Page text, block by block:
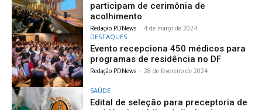
participam de cerimônia de
acolhimento
Redação PDNews - 4 de março de 2024
DESTAQUES
Evento recepciona 450 médicos para
programas de residência no DF
Redação PDNews - 28 de fevereiro de 2024
SAÚDE
Edital de seleção para preceptoria de